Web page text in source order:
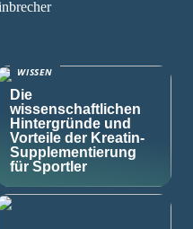
WISSEN
Die
wissenschaftlichen
Hintergründe und
Vorteile der Kreatin-
Supplementierung
für Sportler